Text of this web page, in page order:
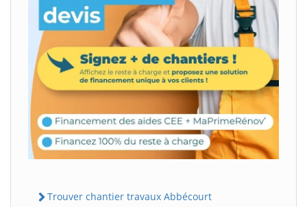
Trouver chantier travaux Abbécourt